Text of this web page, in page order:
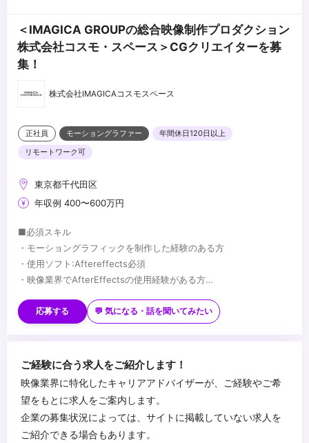
＜IMAGICA GROUPの総合映像制作プロダクション
株式会社コスモ・スペース＞CGクリエイターを募
集！
株式会社IMAGICAコスモスペース
正社員 モーショングラファー
年間休日120日以上
リモートワーク可
東京都千代田区
年収例 400〜600万円
■必須スキル
・モーショングラフィックを制作した経験のある方
・使用ソフト:Aftereffects必須
・映像業界でAfterEffectsの使用経験がある方
・ゼロベースでデザインを制作する事が出来る方
・様々なジャンルの作品に応じ、柔軟に演出方法を変えられる方
・新しい知識・技術にチャレンジする向上心のある方
・誰に対しても積極的にコミュニケーションを図りながら、主体的
・協調性があり、チームワークを重視しながら⾼品質な映像コンテ
ンツを企画制作したい⽅
・「これだけは誰にも負けない！」と⾔える知識や想いがある⽅
...
応募する 💬 気になる・話を聞いてみたい
ご経験に合う求人をご紹介します！
映像業界に特化したキャリアアドバイザーが、ご経験やご希
望をもとに求人をご案内します。
企業の募集状況によっては、サイトに掲載していない求人を
ご紹介できる場合もあります。